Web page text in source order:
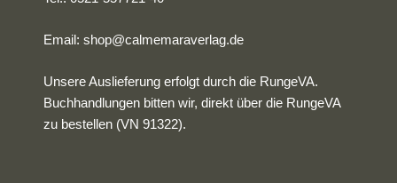
Email:shop@calmemaraverlag.de
Unsere Auslieferung erfolgt durch die RungeVA.
Buchhandlungen bitten wir, direkt über die RungeVA
zu bestellen (VN 91322).